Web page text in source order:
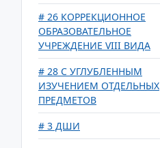
# 26 КОРРЕКЦИОННОЕ
ОБРАЗОВАТЕЛЬНОЕ
УЧРЕЖДЕНИЕ VIII ВИДА
# 28 С УГЛУБЛЕННЫМ
ИЗУЧЕНИЕМ ОТДЕЛЬНЫХ
ПРЕДМЕТОВ
# 3 ДШИ